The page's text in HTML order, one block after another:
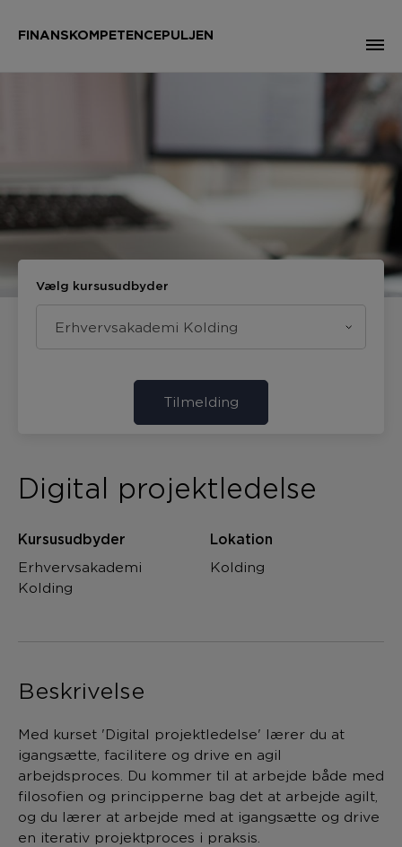
FINANSKOMPETENCEPULJEN
Vælg kursusudbyder
Erhvervsakademi Kolding
Tilmelding
Digital projektledelse
Kursusudbyder
Erhvervsakademi
Kolding
Lokation
Kolding
Beskrivelse
Med kurset 'Digital projektledelse' lærer du at
igangsætte, facilitere og drive en agil
arbejdsproces. Du kommer til at arbejde både med
filosofien og principperne bag det at arbejde agilt,
og du lærer at arbejde med at igangsætte og drive
en iterativ projektproces i praksis.